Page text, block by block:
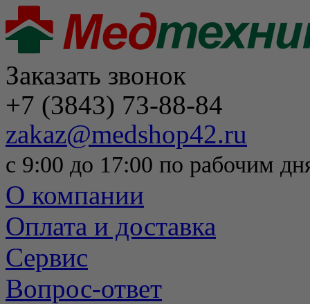
Заказать звонок
+7 (3843) 73-88-84
zakaz@medshop42.ru
с 9:00 до 17:00 по рабочим
О компании
Оплата и доставка
Сервис
Вопрос-ответ